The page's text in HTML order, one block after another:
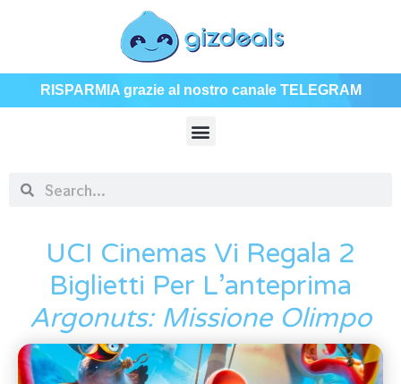
RISPARMIA grazie al nostro canale TELEGRAM
UCI Cinemas Vi Regala 2
Biglietti Per L’anteprima
Argonuts: Missione Olimpo